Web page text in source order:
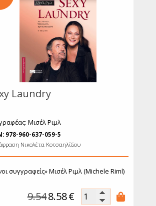
Laundry
Μισέλ Ριμλ
978-960-637-059-5
Νικολέτα Κοτσαηλίδου
συγγραφείς»Μισέλ Ριμλ (Michele Riml)
9.548.58€